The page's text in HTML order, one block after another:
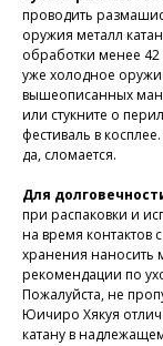
проводить
оружия металл
обработки менее
уже холодное
вышеописанных
или стукните о
фестиваль в
да, сломается.
Для
при распаковки и
на время контактов
хранения наносить
рекомендации по
Пожалуйста, не
Юичиро Хякуя
катану в